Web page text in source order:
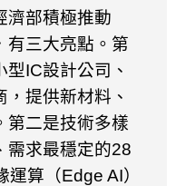
濟部積極推動
有三大亮點。第
型IC設計公司、
提供新材料、
第二是技術多樣
需求最穩定的28
運算（Edge AI）